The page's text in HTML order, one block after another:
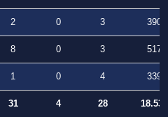
2 0 3
390
8 0 3
517
1 0 4
339
31 4 28
18.531